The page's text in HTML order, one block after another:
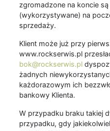
zgromadzone na koncie
(wykorzystywane) na
sprzedaży.
Klient może już przy
www.rockserwis.pl
bok@rockserwis.pl
żadnych
każdorazowym ich
bankowy Klienta.
W przypadku braku takiej
przypadku, gdy